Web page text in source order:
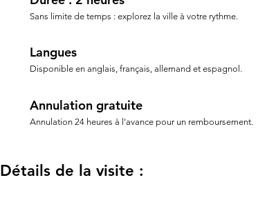
Sans limite de temps : explorez la ville à votre rythme.
Langues
Disponible en anglais, français, allemand et espagnol.
Annulation gratuite
Annulation 24 heures à l'avance pour un remboursement.
Détails de la visite :